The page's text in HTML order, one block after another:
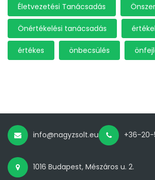
Életvezetési Tanácsadás
Önértékelési tanácsadás
értékes önbecsülés
info@nagyzsolt.eu +36-
1016 Budapest, Mészáros u. 2.